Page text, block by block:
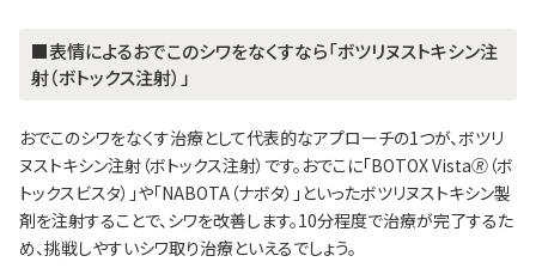
■表情によるおでこのシワをなくすなら「ボツリヌストキシン注
射（ボトックス注射）」
おでこのシワをなくす治療として代表的なアプローチの1つが、ボツリ
ヌストキシン注射（ボトックス注射）です。おでこに「BOTOX Vista🄬（ボ
トックスビスタ）」や「NABOTA（ナボタ）」といったボツリヌストキシン製
剤を注射することで、シワを改善します。10分程度で治療が完了するた
め、挑戦しやすいシワ取り治療といえるでしょう。